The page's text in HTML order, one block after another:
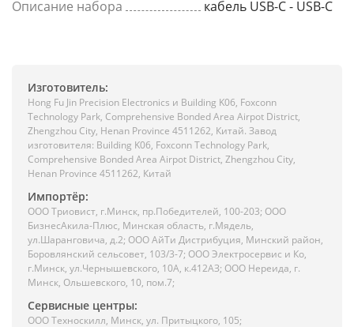
Описание набора
кабель USB-C - USB-C
Изготовитель:
Hong Fu Jin Precision Electronics и Building K06, Foxconn
Technology Park, Comprehensive Bonded Area Airpot District,
Zhengzhou City, Henan Province 4511262, Китай. Завод
изготовителя: Building K06, Foxconn Technology Park,
Comprehensive Bonded Area Airpot District, Zhengzhou City,
Henan Province 4511262, Китай
Импортёр:
ООО Триовист, г.Минск, пр.Победителей, 100-203; ООО
БизнесАкила-Плюс, Минская область, г.Мядель,
ул.Шаранговича, д.2; ООО АйТи Дистрибуция, Минский район,
Боровлянский сельсовет, 103/3-7; ООО Электросервис и Ко,
г.Минск, ул.Чернышевского, 10А, к.412АЗ; ООО Нереида, г.
Минск, Ольшевского, 10, пом.7;
Сервисные центры:
ООО Техноскилл, Минск, ул. Притыцкого, 105;